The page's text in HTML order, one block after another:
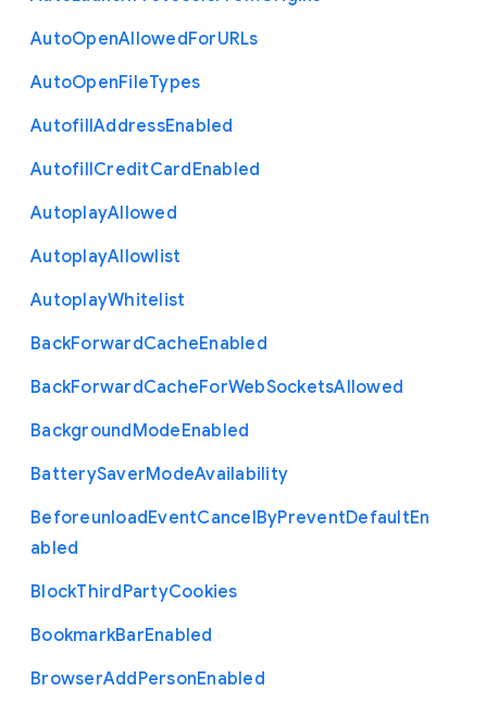
AutoOpenAllowedForURLs
AutoOpenFileTypes
AutofillAddressEnabled
AutofillCreditCardEnabled
AutoplayAllowed
AutoplayAllowlist
AutoplayWhitelist
BackForwardCacheEnabled
BackForwardCacheForWebSocketsAllowed
BackgroundModeEnabled
BatterySaverModeAvailability
BeforeunloadEventCancelByPreventDefaultEn
abled
BlockThirdPartyCookies
BookmarkBarEnabled
BrowserAddPersonEnabled